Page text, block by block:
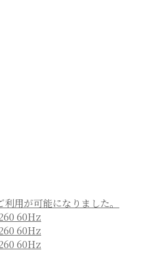
用が可能になりました。
60Hz
60Hz
60Hz